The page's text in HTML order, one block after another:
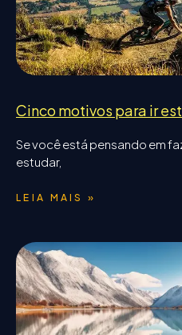
Cinco motivos para ir
Se você está pensando em
estudar,
LEIA MAIS »